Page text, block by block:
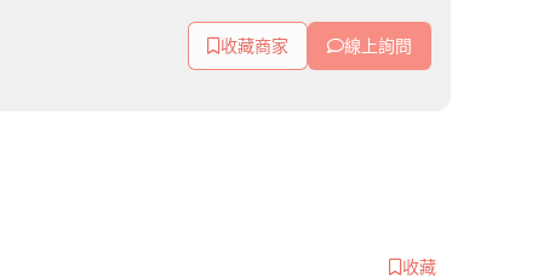
收藏商家 線上詢問
收藏